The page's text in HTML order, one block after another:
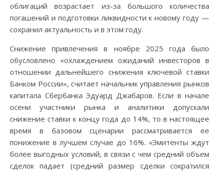
облигаций возрастает из-за большого количества
погашений и подготовки ликвидности к новому году —
сохранил актуальность и в этом году.
Снижение привлечения в ноябре 2025 года было
обусловлено «охлаждением ожиданий инвесторов в
отношении дальнейшего снижения ключевой ставки
Банком России», считает начальник управления рынков
капитала Сбербанка Эдуард Джабаров. Если в начале
осени участники рынка и аналитики допускали
снижение ставки к концу года до 14%, то в настоящее
время в базовом сценарии рассматривается ее
понижение в лучшем случае до 16%. «Эмитенты ждут
более выгодных условий, в связи с чем средний объем
сделок падает (средний размер сделки сократился